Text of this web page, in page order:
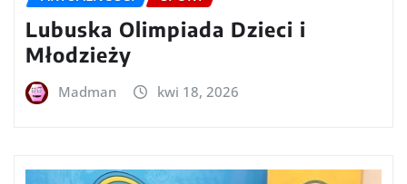
Lubuska Olimpiada Dzieci i
Młodzieży
Madman kwi 18, 2026